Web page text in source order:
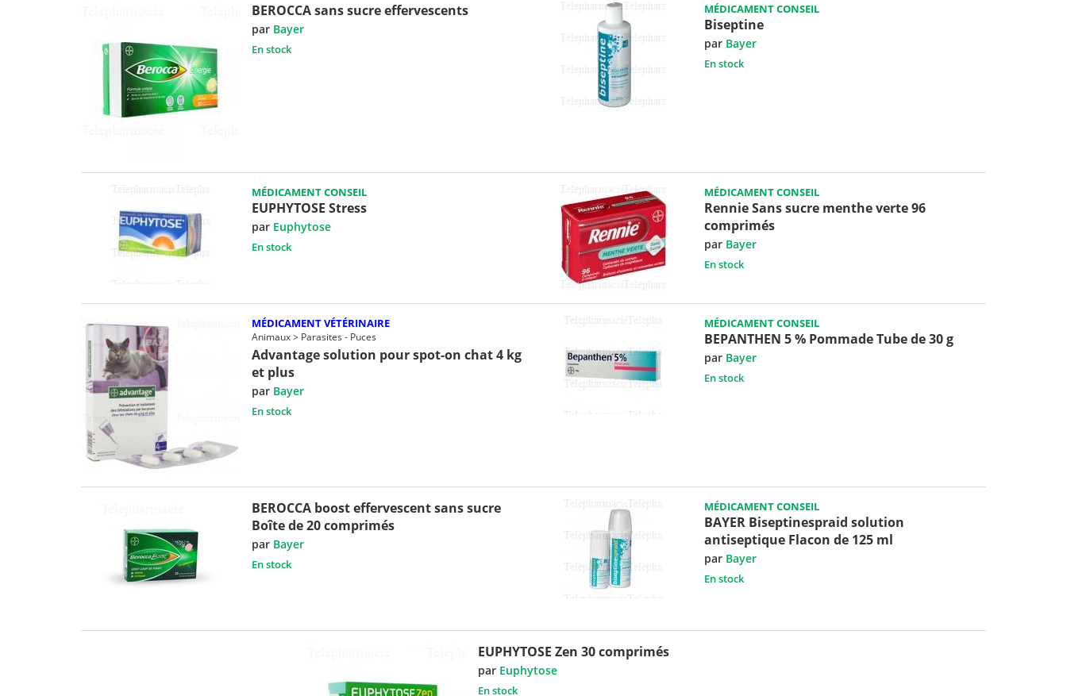
BEROCCA sans sucre effervescents
par Bayer
En stock
MÉDICAMENT CONSEIL
Biseptine
par Bayer
En stock
MÉDICAMENT CONSEIL
EUPHYTOSE Stress
par Euphytose
En stock
MÉDICAMENT CONSEIL
Rennie Sans sucre menthe verte 96
comprimés
par Bayer
En stock
MÉDICAMENT VÉTÉRINAIRE
Animaux > Parasites - Puces
Advantage solution pour spot-on chat 4 kg
et plus
par Bayer
En stock
MÉDICAMENT CONSEIL
BEPANTHEN 5 % Pommade Tube de 30 g
par Bayer
En stock
BEROCCA boost effervescent sans sucre
Boîte de 20 comprimés
par Bayer
En stock
MÉDICAMENT CONSEIL
BAYER Biseptinespraid solution
antiseptique Flacon de 125 ml
par Bayer
En stock
EUPHYTOSE Zen 30 comprimés
par Euphytose
En stock